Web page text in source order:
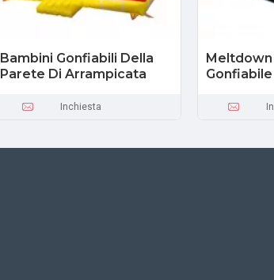
Bambini Gonfiabili Della
Parete Di Arrampicata
Inchiesta
Gonfiabile